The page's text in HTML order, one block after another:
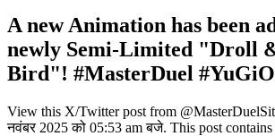
A new Animation has been
newly Semi-Limited "Droll
Bird"! #MasterDuel
View this X/Twitter post from
नवंबर 2025 को 05:53 am बजे. This post